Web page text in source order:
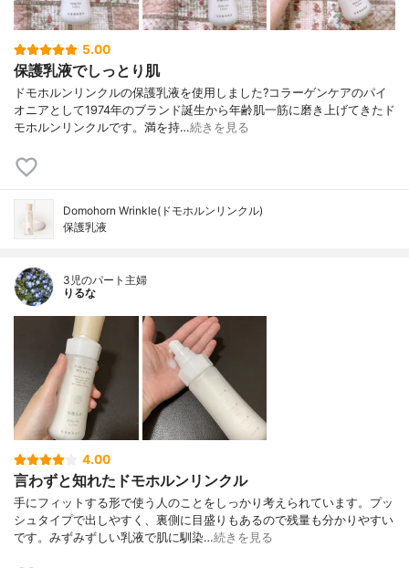
5.00
保護乳液でしっとり肌
ドモホルンリンクルの保護乳液を使用しました?コラーゲンケアのパイ
オニアとして1974年のブランド誕生から年齢肌一筋に磨き上げてきたド
モホルンリンクルです。満を持…続きを見る
Domohorn Wrinkle(ドモホルンリンクル)
保護乳液
3児のパート主婦
りるな
4.00
言わずと知れたドモホルンリンクル
手にフィットする形で使う人のことをしっかり考えられています。プッ
シュタイプで出しやすく、裏側に目盛りもあるので残量も分かりやすい
です。みずみずしい乳液で肌に馴染…続きを見る